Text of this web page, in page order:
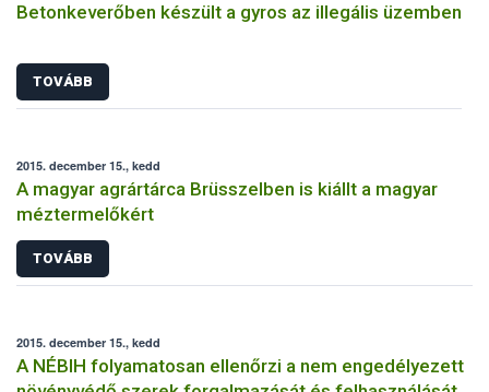
Betonkeverőben készült a gyros az illegális üzemben
TOVÁBB
2015. december 15., kedd
A magyar agrártárca Brüsszelben is kiállt a magyar
méztermelőkért
TOVÁBB
2015. december 15., kedd
A NÉBIH folyamatosan ellenőrzi a nem engedélyezett